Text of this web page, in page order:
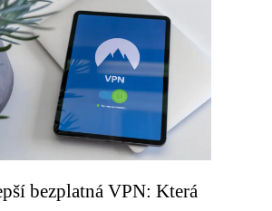
bezplatná VPN: Která